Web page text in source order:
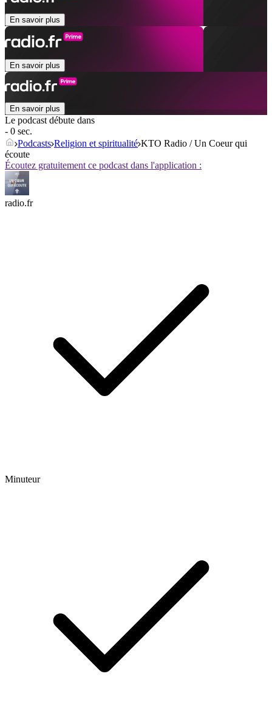
En savoir plus
En savoir plus
En savoir plus
Le podcast débute dans
- 0 sec.
Podcasts Religion et spiritualité KTO Radio / Un Coeur qui
écoute
Écoutez gratuitement ce podcast dans l'application :
radio.fr
Minuteur